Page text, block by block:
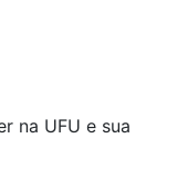
na UFU e sua